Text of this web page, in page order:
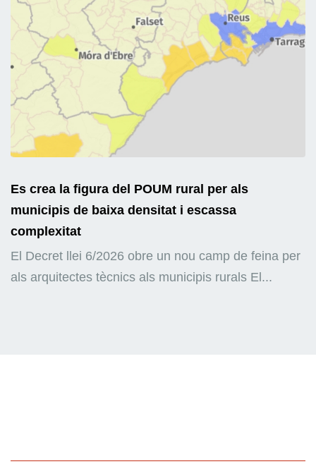
Es crea la figura del POUM rural per als
municipis de baixa densitat i escassa
complexitat
El Decret llei 6/2026 obre un nou camp de feina per
als arquitectes tècnics als municipis rurals El...